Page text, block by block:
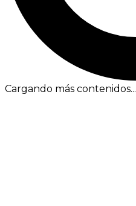
Cargando más contenidos...